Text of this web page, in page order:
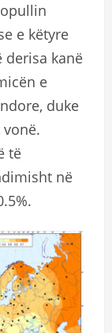
e këtyre
derisa kanë
e
duke
të
në